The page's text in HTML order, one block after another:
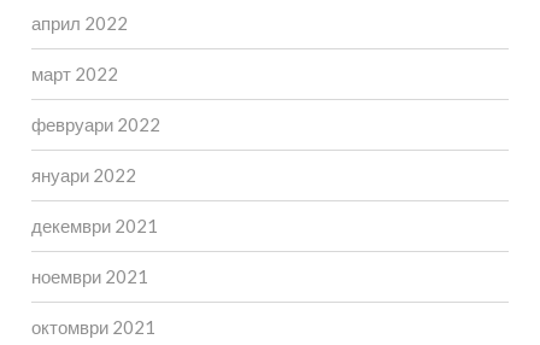
април 2022
март 2022
февруари 2022
януари 2022
декември 2021
ноември 2021
октомври 2021